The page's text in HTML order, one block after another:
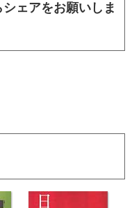
ェアをお願いしま